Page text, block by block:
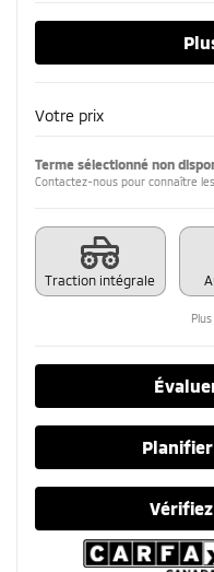
Votre prix
Terme sélectionné non
Contactez-nous pour connaître
Traction intégrale